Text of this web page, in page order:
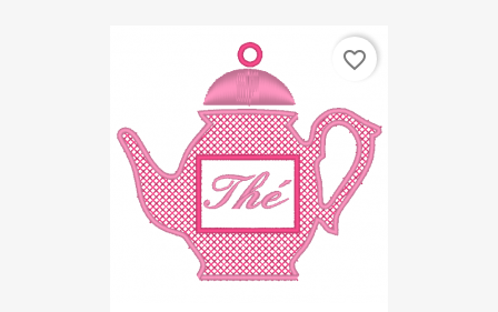
favorite_border